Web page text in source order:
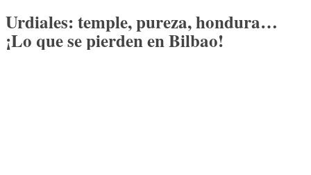
Urdiales: temple, pureza, hondura…
¡Lo que se pierden en Bilbao!